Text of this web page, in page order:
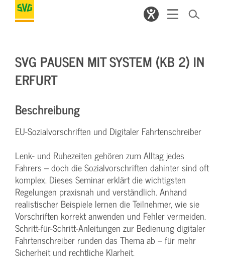
SVG PAUSEN MIT SYSTEM (KB 2) IN
ERFURT
Beschreibung
EU-Sozialvorschriften und Digitaler Fahrtenschreiber
Lenk- und Ruhezeiten gehören zum Alltag jedes
Fahrers – doch die Sozialvorschriften dahinter sind oft
komplex. Dieses Seminar erklärt die wichtigsten
Regelungen praxisnah und verständlich. Anhand
realistischer Beispiele lernen die Teilnehmer, wie sie
Vorschriften korrekt anwenden und Fehler vermeiden.
Schritt-für-Schritt-Anleitungen zur Bedienung digitaler
Fahrtenschreiber runden das Thema ab – für mehr
Sicherheit und rechtliche Klarheit.